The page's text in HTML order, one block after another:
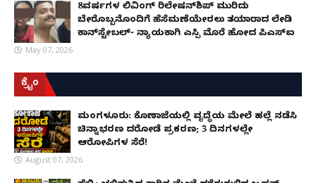
8ವರ್ಷಗಳ ಲಿವಿಂಗ್‌ ರಿಲೇಷನ್‌ಶಿಪ್ ಮುರಿದು
ಬೇರೊಬ್ಬನೊಂದಿಗೆ ಹೆಸೆಮಣೆಯೇರಲು ತಯಾರಾದ ಲೇಡಿ
ಕಾನ್‌ಸ್ಟೇಬಲ್- ನ್ಯಾಯಕ್ಕಾಗಿ ಎಸ್ಪಿ ಮೊರೆ ಹೋದ ಪಿಎಸ್ಐ
May 07, 2026
ಕ್ರೈಂ
ಮಂಗಳೂರು: ಕೊಣಾಜೆಯಲ್ಲಿ ವೃದ್ಧೆಯ ಮೇಲೆ ಹಲ್ಲೆ ನಡೆಸಿ
ಚಿನ್ನಾಭರಣ ದರೋಡೆ ಪ್ರಕರಣ; 3 ದಿನಗಳಲ್ಲೇ
ಆರೋಪಿಗಳ ಸೆರೆ!
August 07, 2026